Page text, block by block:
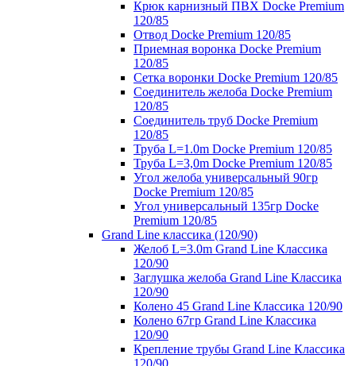
Крюк карнизный ПВХ Docke Premium
120/85
Отвод Docke Premium 120/85
Приемная воронка Docke Premium
120/85
Сетка воронки Docke Premium 120/85
Соединитель желоба Docke Premium
120/85
Соединитель труб Docke Premium
120/85
Труба L=1.0m Docke Premium 120/85
Труба L=3,0m Docke Premium 120/85
Угол желоба универсальный 90гр
Docke Premium 120/85
Угол универсальный 135гр Docke
Premium 120/85
Grand Line классика (120/90)
Желоб L=3.0m Grand Line Классика
120/90
Заглушка желоба Grand Line Классика
120/90
Колено 45 Grand Line Классика 120/90
Колено 67гр Grand Line Классика
120/90
Крепление трубы Grand Line Классика
120/90